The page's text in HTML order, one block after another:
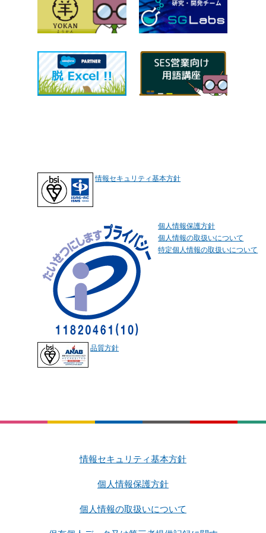
情報セキュリティ基本方針
個人情報保護方針
個人情報の取扱いについて
特定個人情報の取扱いについて
品質方針
情報セキュリティ基本方針
個人情報保護方針
個人情報の取扱いについて